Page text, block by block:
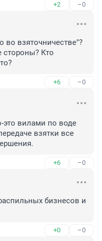
+2 –0
во взяточничестве"?
стороны? Кто
+6 –0
это вилами по воде
взятки все
+6 –0
бизнесов и
+0 –0